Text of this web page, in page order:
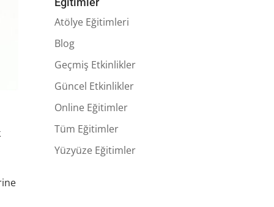
Atölye Eğitimleri
Blog
Geçmiş Etkinlikler
Güncel Etkinlikler
Online Eğitimler
Tüm Eğitimler
Yüzyüze Eğitimler